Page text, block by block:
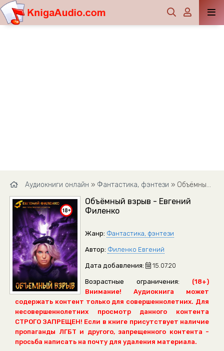
Аудиокниги онлайн » Фантастика, фэнтези » Объёмный взрыв - Евгений Филенко
Объёмный взрыв - Евгений
Филенко
Жанр: Фантастика, фэнтези
Автор: Филенко Евгений
Дата добавления: 15.07.20
Возрастные ограничения:
(18+)
Внимание! Аудиокнига может
содержать контент только для совершеннолетних. Для
несовершеннолетних просмотр данного контента
СТРОГО ЗАПРЕЩЕН! Если в книге присутствует наличие
пропаганды ЛГБТ и другого, запрещенного контента -
просьба написать на почту для удаления материала.